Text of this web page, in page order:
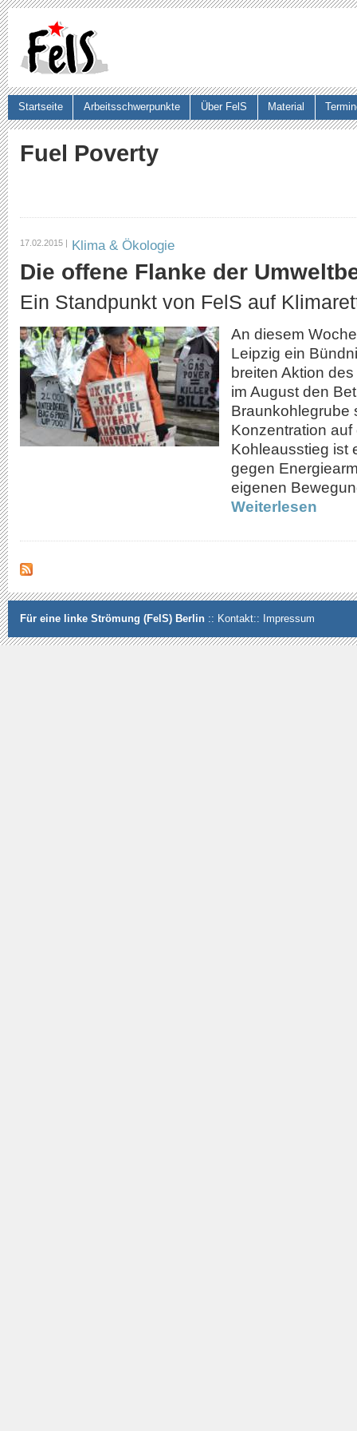
Fuel Poverty
17.02.2015 | Klima & Ökologie
Die offene Flanke der
Ein Standpunkt von FelS auf
An diesem
Leipzig ein
breiten Aktion
im August den
Braunkohlegrube
Konzentration
Kohleausstieg ist
gegen
eigenen
Weiterlesen
Startseite Arbeitsschwerpunkte Über FelS Material
Suchformular
Für eine linke Strömung (FelS) Berlin :: Kontakt:: Impressum